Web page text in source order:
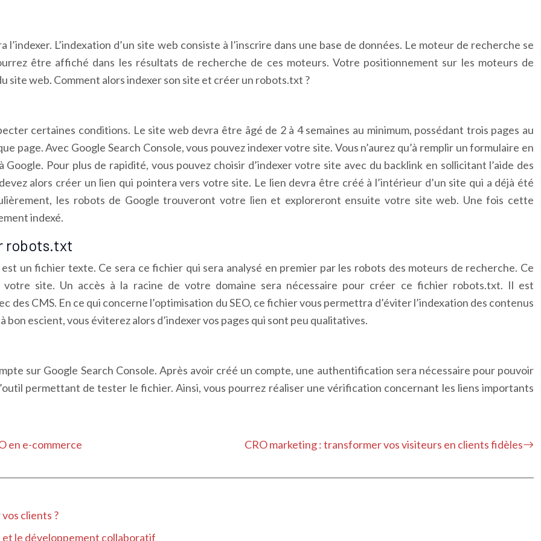
L’indexation d’un site web consiste à l’inscrire dans une base de données. Le moteur de recherche se
être affiché dans les résultats de recherche de ces moteurs. Votre positionnement sur les moteurs de
web. Comment alors indexer son site et créer un robots.txt ?
certaines conditions. Le site web devra être âgé de 2 à 4 semaines au minimum, possédant trois pages au
page. Avec Google Search Console, vous pouvez indexer votre site. Vous n’aurez qu’à remplir un formulaire en
Pour plus de rapidité, vous pouvez choisir d’indexer votre site avec du backlink en sollicitant l’aide des
alors créer un lien qui pointera vers votre site. Le lien devra être créé à l’intérieur d’un site qui a déjà été
les robots de Google trouveront votre lien et exploreront ensuite votre site web. Une fois cette
indexé.
robots.txt
un fichier texte. Ce sera ce fichier qui sera analysé en premier par les robots des moteurs de recherche. Ce
site. Un accès à la racine de votre domaine sera nécessaire pour créer ce fichier robots.txt. Il est
CMS. En ce qui concerne l’optimisation du SEO, ce fichier vous permettra d’éviter l’indexation des contenus
bon escient, vous éviterez alors d’indexer vos pages qui sont peu qualitatives.
sur Google Search Console. Après avoir créé un compte, une authentification sera nécessaire pour pouvoir
permettant de tester le fichier. Ainsi, vous pourrez réaliser une vérification concernant les liens importants
en e-commerce CRO marketing : transformer vos visiteurs en clients fidèles
clients ?
et le développement collaboratif